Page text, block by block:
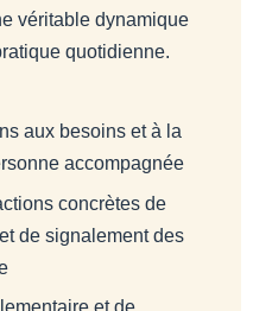
véritable dynamique
quotidienne.
aux besoins et à la
accompagnée
concrètes de
de signalement des
et de